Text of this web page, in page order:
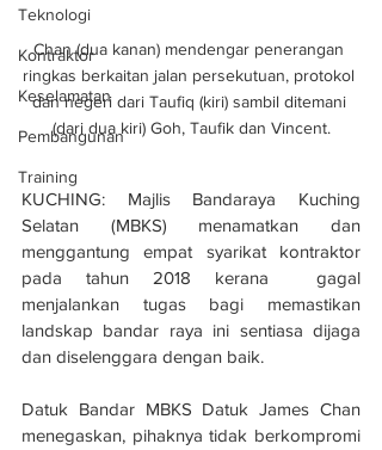
Teknologi
Kontraktor
Keselamatan
Pembangunan
Training
Chan (dua kanan) mendengar penerangan
ringkas berkaitan jalan persekutuan, protokol
dan negeri dari Taufiq (kiri) sambil ditemani
(dari dua kiri) Goh, Taufik dan Vincent.
KUCHING: Majlis Bandaraya Kuching
Selatan (MBKS) menamatkan dan
menggantung empat syarikat kontraktor
pada tahun 2018 kerana  gagal
menjalankan tugas bagi memastikan
landskap bandar raya ini sentiasa dijaga
dan diselenggara dengan baik.
Datuk Bandar MBKS Datuk James Chan
menegaskan, pihaknya tidak berkompromi